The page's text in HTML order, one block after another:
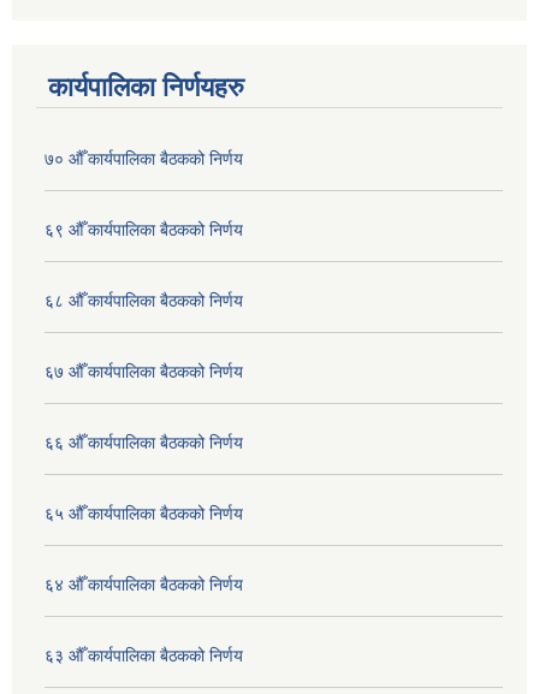
कार्यपालिका निर्णयहरु
७० औँ कार्यपालिका बैठकको निर्णय
६९ औँ कार्यपालिका बैठकको निर्णय
६८ औँ कार्यपालिका बैठकको निर्णय
६७ औँ कार्यपालिका बैठकको निर्णय
६६ औँ कार्यपालिका बैठकको निर्णय
६५ औँ कार्यपालिका बैठकको निर्णय
६४ औँ कार्यपालिका बैठकको निर्णय
६३ औँ कार्यपालिका बैठकको निर्णय